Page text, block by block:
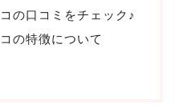
の口コミをチェック♪
の特徴について